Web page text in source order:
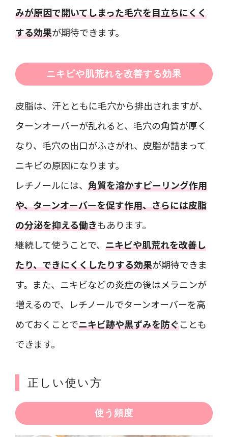
みが原因で開いてしまった毛穴を目立ちにくく
する効果が期待できます。
ニキビや肌荒れを改善する効果
皮脂は、汗とともに毛穴から排出されますが、
ターンオーバーが乱れると、毛穴の角質が厚く
なり、毛穴の出口がふさがれ、皮脂が詰まって
ニキビの原因になります。
レチノールには、 角質を溶かすピーリング作用
や、ターンオーバーを促す作用、さらには皮脂
の分泌を抑える働きもあります。
継続して使うことで、 ニキビや肌荒れを改善し
たり、できにくくしたりする効果が期待できま
す。また、ニキビなどの炎症の後はメラニンが
増えるので、レチノールでターンオーバーを高
めておくことでニキビ跡や黒ずみを防ぐことも
できます。
正しい使い方
使う頻度